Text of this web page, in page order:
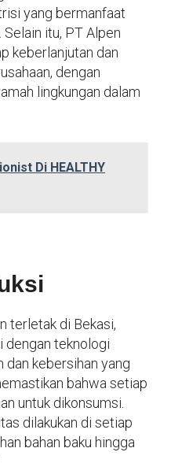
yang bermanfaat
itu, PT Alpen
keberlanjutan dan
dengan
lingkungan dalam
Di HEALTHY
terletak di Bekasi,
dengan teknologi
dan kebersihan yang
bahwa setiap
untuk dikonsumsi.
dilakukan di setiap
bahan baku hingga